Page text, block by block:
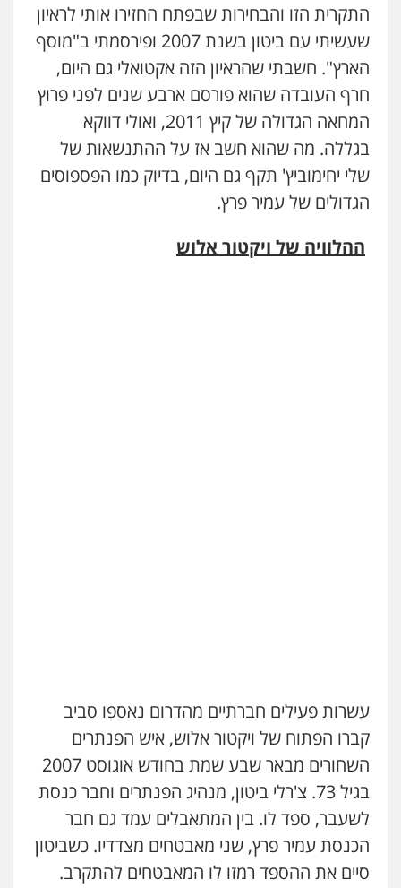
התקרית הזו והבחירות שבפתח החזירו אותי לראיון
שעשיתי עם ביטון בשנת 2007 ופירסמתי ב"מוסף
הארץ". חשבתי שהראיון הזה אקטואלי גם היום,
חרף העובדה שהוא פורסם ארבע שנים לפני פרוץ
המחאה הגדולה של קיץ 2011, ואולי דווקא
בגללה. מה שהוא חשב אז על ההתנשאות של
שלי יחימוביץ' תקף גם היום, בדיוק כמו הפספוסים
הגדולים של עמיר פרץ.
ההלוויה של ויקטור אלוש
עשרות פעילים חברתיים מהדרום נאספו סביב
קברו הפתוח של ויקטור אלוש, איש הפנתרים
השחורים מבאר שבע שמת בחודש אוגוסט 2007
בגיל 73. צ'רלי ביטון, מנהיג הפנתרים וחבר כנסת
לשעבר, ספד לו. בין המתאבלים עמד גם חבר
הכנסת עמיר פרץ, שני מאבטחים מצדדיו. כשביטון
סיים את ההספד רמזו לו המאבטחים להתקרב.